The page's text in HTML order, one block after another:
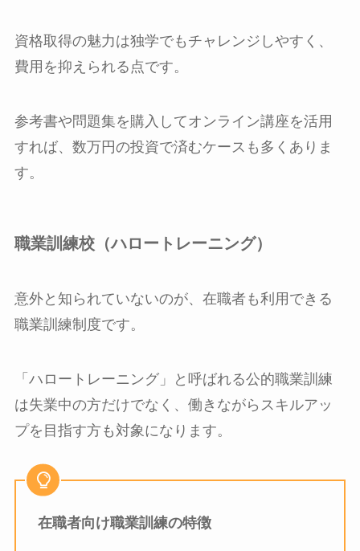
資格取得の魅力は独学でもチャレンジしやすく、
費用を抑えられる点です。
参考書や問題集を購入してオンライン講座を活用
すれば、数万円の投資で済むケースも多くありま
す。
職業訓練校（ハロートレーニング）
意外と知られていないのが、在職者も利用できる
職業訓練制度です。
「ハロートレーニング」と呼ばれる公的職業訓練
は失業中の方だけでなく、働きながらスキルアッ
プを目指す方も対象になります。
在職者向け職業訓練の特徴